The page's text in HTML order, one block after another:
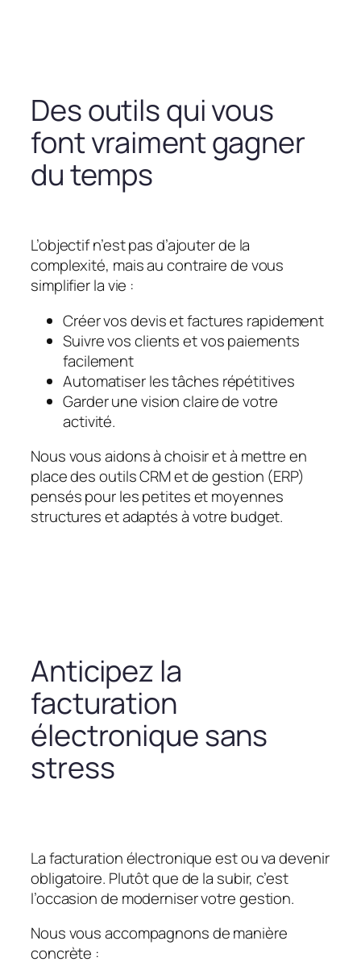
Des outils qui vous
font vraiment gagner
du temps
L’objectif n’est pas d’ajouter de la
complexité, mais au contraire de vous
simplifier la vie :
Créer vos devis et factures rapidement
Suivre vos clients et vos paiements
facilement
Automatiser les tâches répétitives
Garder une vision claire de votre
activité.
Nous vous aidons à choisir et à mettre en
place des outils CRM et de gestion (ERP)
pensés pour les petites et moyennes
structures et adaptés à votre budget.
Anticipez la
facturation
électronique sans
stress
La facturation électronique est ou va devenir
obligatoire. Plutôt que de la subir, c’est
l’occasion de moderniser votre gestion.
Nous vous accompagnons de manière
concrète :